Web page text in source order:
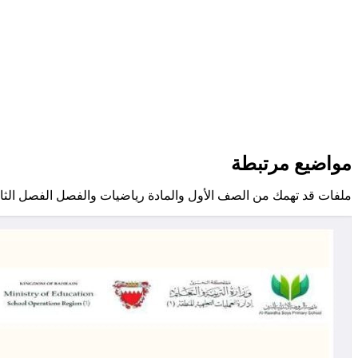
مواضيع مرتبطة
ملفات قد تهمك من الصف الأول والمادة رياضيات والفصل الفصل